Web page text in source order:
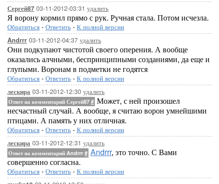
Сергей87 03-11-2012-03:31 удалить
Я ворону кормил прямо с рук. Ручная стала. Потом исчезла.
Обратиться - Ответить - К полной версии
Andrrr 03-11-2012-04:37 удалить
Они подкупают чистотой своего оперения. А вообще
оказались алчными, беспринципными созданиями, да еще и
глупыми. Воронам в подметки не годятся
Обратиться - Ответить - К полной версии
лескира 03-11-2012-12:30 удалить
Ответ на комментарий Сергей87 # Может, с ней произошел
несчастный случай. А вообще, я считаю ворон умнейшими
птицами. А память у них отличная.
Обратиться - Ответить - К полной версии
лескира 03-11-2012-12:31 удалить
Ответ на комментарий Andrrr # Andrrr, это точно. С Вами
совершенно согласна.
Обратиться - Ответить - К полной версии